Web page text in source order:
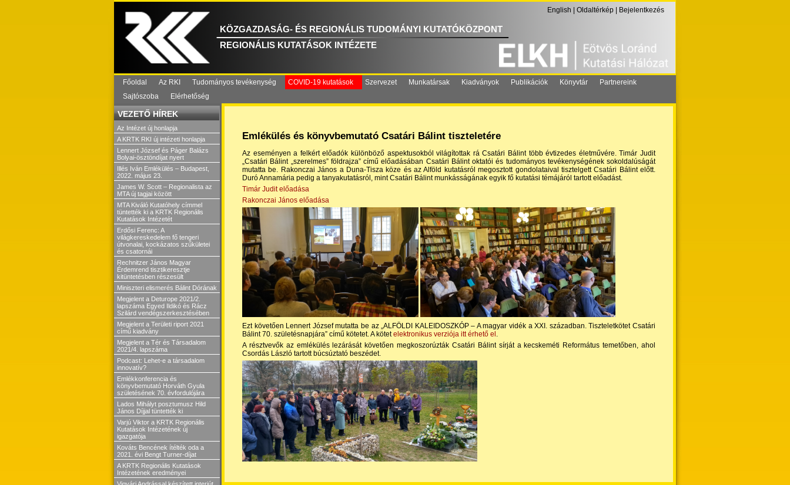
KÖZGAZDASÁG- ÉS REGIONÁLIS TUDOMÁNYI KUTATÓKÖZPONT
REGIONÁLIS KUTATÁSOK INTÉZETE
English Oldaltérkép Bejelentkezés
Főoldal Az RKI Tudományos tevékenység COVID-19 kutatások Szervezet Munkatársak Kiadványok Publikációk Könyvtár
Partnereink
Sajtószoba
Elérhetőség
VEZETŐ HÍREK
Az Intézet új honlapja
A KRTK RKI új intézeti honlapja
Lennert József és Páger Balázs
Bolyai-ösztöndíjat nyert
Illés Iván Emlékülés – Budapest,
2022. május 23.
James W. Scott – Regionalista az
MTA új tagjai között
MTA Kiváló Kutatóhely címmel
tüntették ki a KRTK Regionális
Kutatások Intézetét
Erdősi Ferenc: A
világkereskedelem fő tengeri
útvonalai, kockázatos szűkületei
és csatornái
Rechnitzer János Magyar
Érdemrend tisztikeresztje
kitüntetésben részesült
Miniszteri elismerés Bálint Dórának
Megjelent a Deturope 2021/2.
lapszáma Egyed Ildikó és Rácz
Szilárd vendégszerkesztésében
Megjelent a Területi riport 2021
című kiadvány
Megjelent a Tér és Társadalom
2021/4. lapszáma
Podcast: Lehet-e a társadalom
innovatív?
Emlékkonferencia és
könyvbemutató Horváth Gyula
születésének 70. évfordulójára
Lados Mihályt posztumusz Hild
János Díjjal tüntették ki
Varjú Viktor a KRTK Regionális
Kutatások Intézetének új
igazgatója
Kováts Bencének ítélték oda a
2021. évi Bengt Turner-díjat
A KRTK Regionális Kutatások
Intézetének eredményei
Emlékülés és könyvbemutató Csatári Bálint tiszteletére
Az eseményen a felkért előadók különböző aspektusokból világítottak rá Csatári Bálint több évtizedes életművére. Timár Judit
„Csatári Bálint „szerelmes” földrajza” című előadásában Csatári Bálint oktatói és tudományos tevékenységének sokoldalúságát
mutatta be. Rakonczai János a Duna-Tisza köze és az Alföld kutatásról megosztott gondolataival tisztelgett Csatári Bálint előtt.
Duró Annamária pedig a tanyakutatásról, mint Csatári Bálint munkásságának egyik fő kutatási témájáról tartott előadást.
Timár Judit előadása
Rakonczai János előadása
Ezt követően Lennert József mutatta be az „ALFÖLDI KALEIDOSZKÓP – A magyar vidék a XXI. században. Tiszteletkötet Csatári
Bálint 70. születésnapjára” című kötetet. A kötetelektronikus verziója itt érhető el
A résztvevők az emlékülés lezárását követően megkoszorúzták Csatári Bálint sírját a kecskeméti Református temetőben, ahol
Csordás László tartott búcsúztató beszédet.